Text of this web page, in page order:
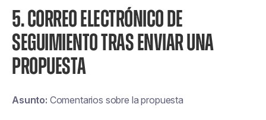
5. CORREO ELECTRÓNICO DE
SEGUIMIENTO TRAS ENVIAR UNA
PROPUESTA
Asunto: Comentarios sobre la propuesta